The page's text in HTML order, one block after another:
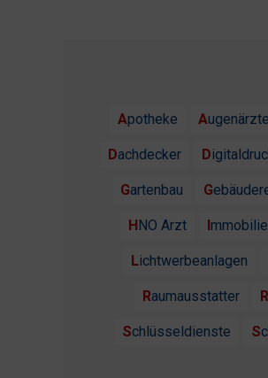
Apotheke Augenärzte
Dachdecker
Gartenbau
HNO Arzt
Lichtwerbeanlagen
Raumausstatter
Schlüsseldienste